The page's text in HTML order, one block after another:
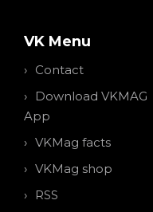
VK Menu
Contact
Download VKMAG
App
VKMag facts
VKMag shop
RSS